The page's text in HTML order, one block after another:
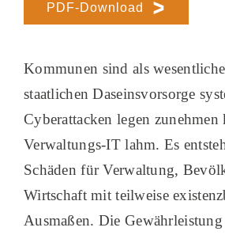
PDF-Download
Kommunen sind als
staatlichen Daseinsvorsorge
Cyberattacken legen
Verwaltungs-IT lahm. Es
Schäden für Verwaltung,
Wirtschaft mit teilweise
Ausmaßen. Die